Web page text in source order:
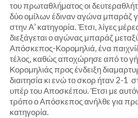
του πρωταθλήματος οι
δύο ομίλων έδιναν αγώνα μπαράζ
στην Α’ κατηγορία. Έτσι, λίγες
διεξάγεται ο αγώνας μπαράζ
Απόσκεπος-Κορομηλιά, ένα
τέλος, καθώς αποχώρησε από το
Κορομηλιάς προς ένδειξη
διαιτησία κι ενώ το σκορ ήταν 2-1
υπέρ του Αποσκέπου. Έτσι με
τρόπο ο Απόσκεπος ανήλθε για
κατηγορία.